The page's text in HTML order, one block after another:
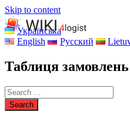
Skip to content
Українська
English
Русский
Таблиця